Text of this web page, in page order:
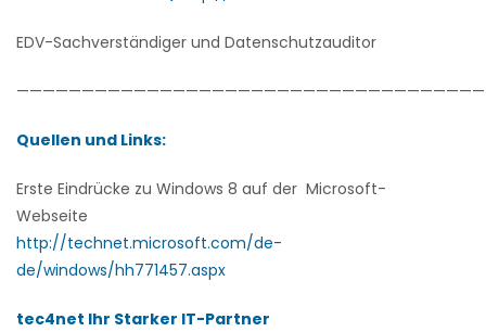
EDV-Sachverständiger und Datenschutzauditor
Quellen und Links:
Erste Eindrücke zu Windows 8 auf der Microsoft-
Webseite
http://technet.microsoft.com/de-
de/windows/hh771457.aspx
tec4net Ihr Starker IT-Partner